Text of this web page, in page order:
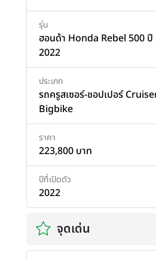
รุ่น
ฮอนด้า Honda Rebel 500 ปี
2022
ประเภท
รถครูสเซอร์-ชอปเปอร์
Bigbike
ราคา
223,800 บาท
ปีที่เปิดตัว
2022
จุดเด่น